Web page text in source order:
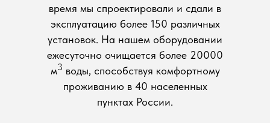
время мы спроектировали и сдали в
эксплуатацию более 150 различных
установок. На нашем оборудовании
ежесуточно очищается более 20000
м3 воды, способствуя комфортному
проживанию в 40 населенных
пунктах России.